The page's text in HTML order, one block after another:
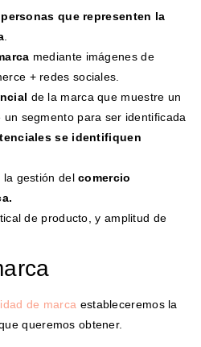
personas que representen la
mediante imágenes de
+ redes sociales.
de la marca que muestre un
segmento para ser identificada
se identifiquen
la gestión delcomercio
de producto, y amplitud de
de marca estableceremos la
queremos obtener.